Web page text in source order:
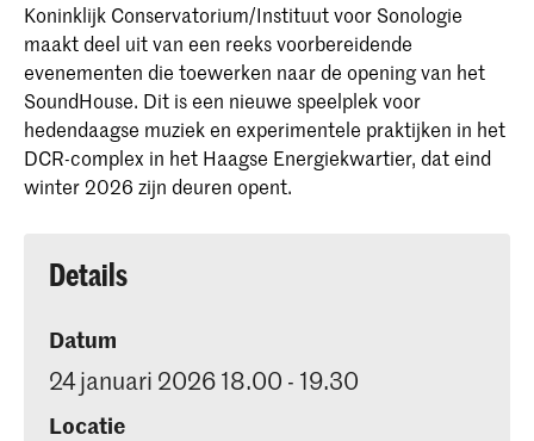
Koninklijk Conservatorium/Instituut voor Sonologie
maakt deel uit van een reeks voorbereidende
evenementen die toewerken naar de opening van het
SoundHouse. Dit is een nieuwe speelplek voor
hedendaagse muziek en experimentele praktijken in het
DCR-complex in het Haagse Energiekwartier, dat eind
winter 2026 zijn deuren opent.
Details
Datum
24 januari 2026 18.00 - 19.30
Locatie